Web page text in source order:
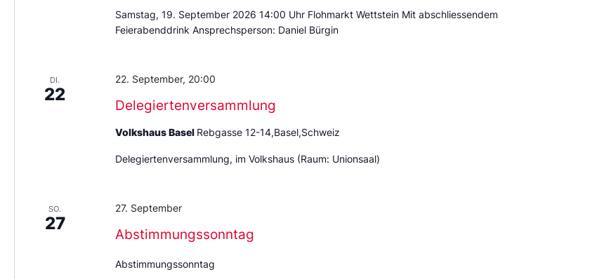
Samstag, 19. September 2026 14:00 Uhr Flohmarkt Wettstein Mit abschliessendem
Feierabenddrink Ansprechsperson: Daniel Bürgin
DI.
22
Delegiertenversammlung
22. September, 20:00
Volkshaus Basel Rebgasse 12-14,Basel,Schweiz
Delegiertenversammlung, im Volkshaus (Raum: Unionsaal)
SO.
27
Abstimmungssonntag
27. September
Abstimmungssonntag